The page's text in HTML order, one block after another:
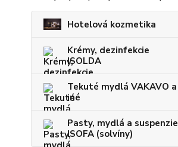
Hotelová kozmetika
Krémy, dezinfekcie
ISOLDA
Tekuté mydlá VAKAVO a
iné
Pasty, mydlá a suspenzie
ISOFA (solvíny)